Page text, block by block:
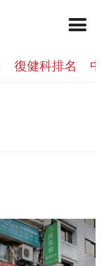
復健科排名